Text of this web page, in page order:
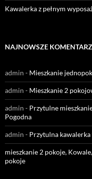
Kawalerka z pełnym
NAJNOWSZE
admin - Mieszkanie
admin - Mieszkanie 2
admin - Przytulne
Pogodna
admin - Przytulna
mieszkanie 2 pokoje,
pokoje